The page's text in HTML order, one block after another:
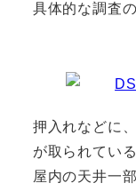
具体的な調査
押入れなどに
が取られてい
屋内の天井一